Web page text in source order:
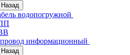
Назад
водопогружной
информационный
Назад